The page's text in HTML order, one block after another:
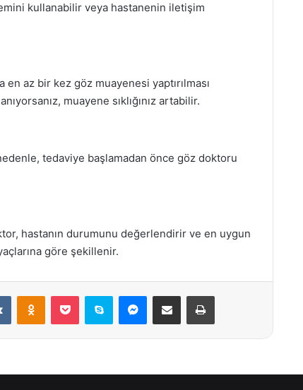
kullanabilir veya hastanenin iletişim
en az bir kez göz muayenesi yaptırılması
muayene sıklığınız artabilir.
tedaviye başlamadan önce göz doktoru
hastanın durumunu değerlendirir ve en uygun
göre şekillenir.
VKontakteOdnoklassniki
Pocket Skype Messenger
E-Posta ile paylaş Yazdır